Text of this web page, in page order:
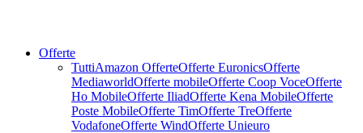
Offerte
TuttiAmazon OfferteOfferte EuronicsOfferte
MediaworldOfferte mobileOfferte Coop VoceOfferte
Ho MobileOfferte IliadOfferte Kena MobileOfferte
Poste MobileOfferte TimOfferte TreOfferte
VodafoneOfferte WindOfferte Unieuro